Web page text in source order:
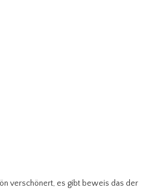
verschönert, es gibt beweis das der